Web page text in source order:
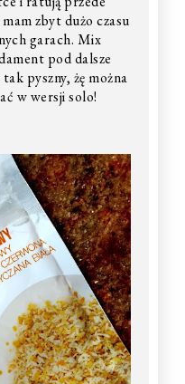
zbyt dużo czasu
garach. Mix
pod dalsze
pyszny, żę można
w wersji solo!